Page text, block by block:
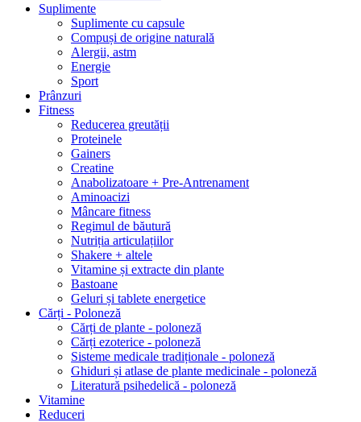
Suplimente
Suplimente cu capsule
Compuși de origine naturală
Alergii, astm
Energie
Sport
Prânzuri
Fitness
Reducerea greutății
Proteinele
Gainers
Creatine
Anabolizatoare + Pre-Antrenament
Aminoacizi
Mâncare fitness
Regimul de băutură
Nutriția articulațiilor
Shakere + altele
Vitamine și extracte din plante
Bastoane
Geluri și tablete energetice
Cărți - Poloneză
Cărți de plante - poloneză
Cărți ezoterice - poloneză
Sisteme medicale tradiționale - poloneză
Ghiduri și atlase de plante medicinale - poloneză
Literatură psihedelică - poloneză
Vitamine
Reduceri